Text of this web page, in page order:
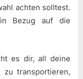
achten solltest.
Bezug auf die
es dir, all deine
zu transportieren,